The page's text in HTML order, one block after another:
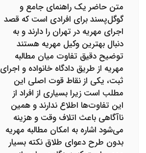
متن حاضر یک راهنمای جامع و
گوگل‌پسند برای افرادی است که قصد
اجرای مهریه در تهران را دارند و به
دنبال بهترین وکیل مهریه هستند
توضیح دقیق تفاوت میان مطالبه
مهریه از طریق دادگاه خانواده و اجرای
ثبت، یکی از نقاط قوت اصلی این
مطلب است زیرا بسیاری از افراد از
این تفاوت‌ها اطلاع ندارند و همین
ناآگاهی باعث اتلاف وقت و هزینه
می‌شود اشاره به امکان مطالبه مهریه
بدون طرح دعوای طلاق نکته بسیار